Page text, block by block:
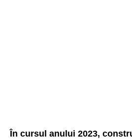
În cursul anului 2023,